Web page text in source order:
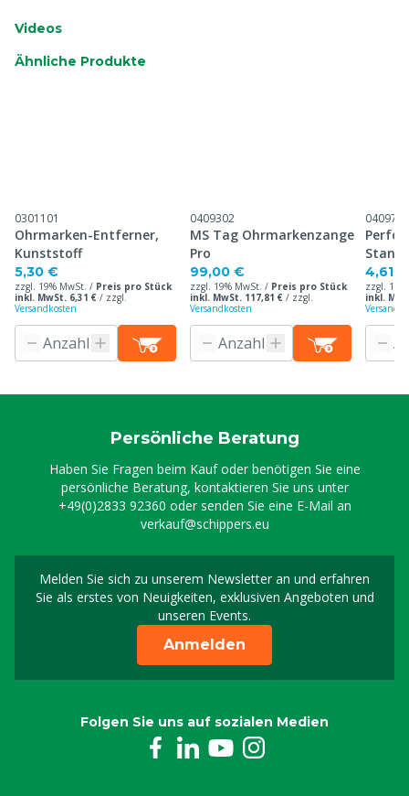
Videos
Ähnliche Produkte
0301101
Ohrmarken-Entferner,
Kunststoff
5,30 €
zzgl. 19% MwSt. / Preis pro Stück
inkl. MwSt. 6,31 € / zzgl.
Versandkosten
0409302
MS Tag Ohrmarkenzange
Pro
99,00 €
zzgl. 19% MwSt. / Preis pro Stück
inkl. MwSt. 117,81 € / zzgl.
Versandkosten
0409716
4,61 €
zzgl.
inkl.
Persönliche Beratung
Haben Sie Fragen beim Kauf oder benötigen Sie eine
persönliche Beratung, kontaktieren Sie uns unter
+49(0)2833 92360 oder senden Sie eine E-Mail an
verkauf@schippers.eu
Melden Sie sich zu unserem Newsletter an und erfahren
Sie als erstes von Neuigkeiten, exklusiven Angeboten und
unseren Events.
Melden Sie sich für
Anmelden
Folgen Sie uns auf sozialen Medien